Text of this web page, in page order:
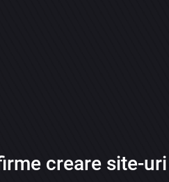
creare site-uri